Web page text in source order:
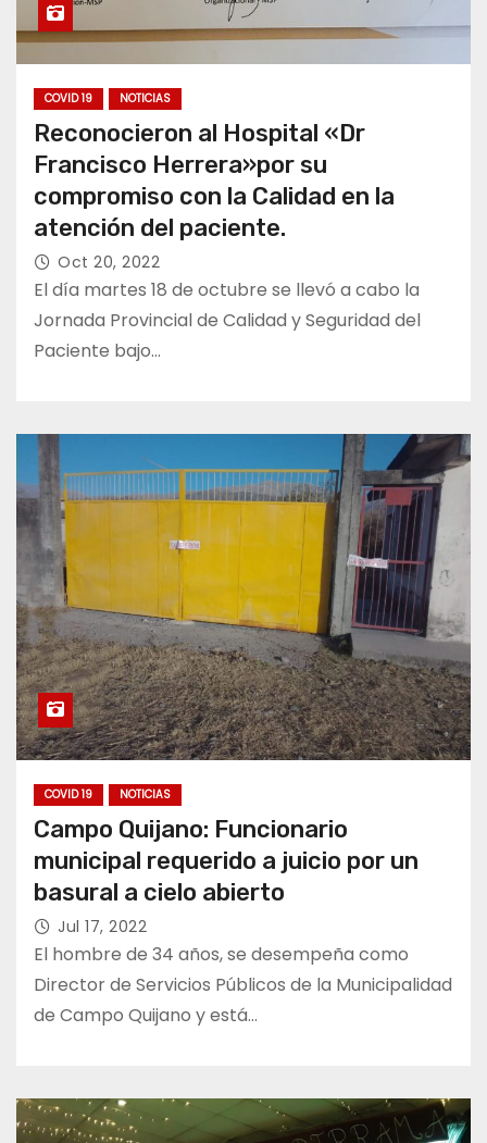
COVID 19 NOTICIAS
Reconocieron al Hospital «Dr
Francisco Herrera»por su
compromiso con la Calidad en la
atención del paciente.
Oct 20, 2022
El día martes 18 de octubre se llevó a cabo la
Jornada Provincial de Calidad y Seguridad del
Paciente bajo…
COVID 19 NOTICIAS
Campo Quijano: Funcionario
municipal requerido a juicio por un
basural a cielo abierto
Jul 17, 2022
El hombre de 34 años, se desempeña como
Director de Servicios Públicos de la Municipalidad
de Campo Quijano y está…